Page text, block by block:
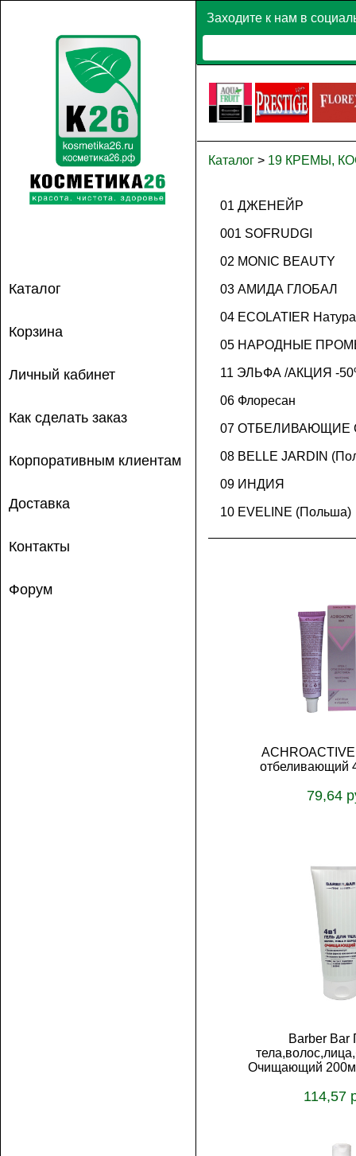
Заходите к нам в
Каталог
Корзина
Личный кабинет
Как сделать заказ
Корпоративным клиентам
Доставка
Контакты
Форум
Каталог > 19 КРЕМЫ,
01 ДЖЕНЕЙР
001 SOFRUDGI
02 MONIC BEAUTY
03 АМИДА ГЛОБАЛ
04 ECOLATIER
05 НАРОДНЫЕ
11 ЭЛЬФА /АКЦИЯ -
06 Флоресан
07 ОТБЕЛИВАЮЩИЕ
08 BELLE JARDIN
09 ИНДИЯ
10 EVELINE (Польша)
отбеливающий
79,64
Barber Bar
Очищающий
114,57
В